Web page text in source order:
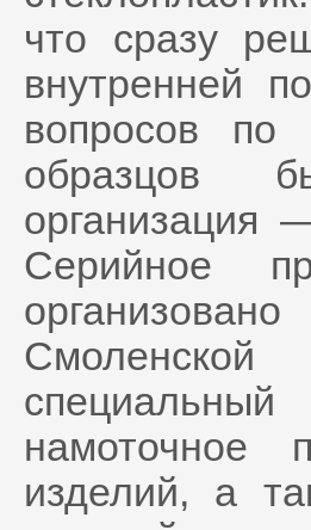
что сразу
внутренней
вопросов по
образцов
организация
Серийное
намоточное
изделий, а